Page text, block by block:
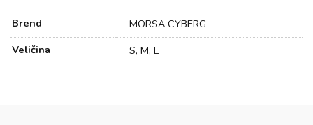
Brend
MORSA CYBERG
Veličina
S, M, L